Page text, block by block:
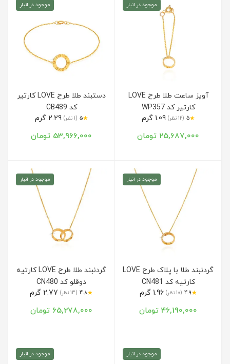
موجود در انبار
آویز ساعت طلا طرح LOVE
کارتیر کد WP357
★
5 (12 نظر) 1.09 گرم
25,687,000 تومان
موجود در انبار
دستبند طلا طرح LOVE کارتیر
کد CB489
★
5 (1 نظر) 2.29 گرم
53,966,000 تومان
موجود در انبار
گردنبند طلا با پلاک طرح LOVE
کارتیه کد CN481
★
4.9 (10 نظر) 1.96 گرم
46,190,000 تومان
موجود در انبار
گردنبند طلا طرح LOVE کارتیه
دوقلو کد CN480
★
4.8 (13 نظر)
65,278,000 تومان
موجود در انبار موجود در انبار